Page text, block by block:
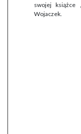
swojej książce
Wojaczek.